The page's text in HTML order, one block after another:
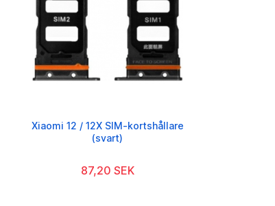
Xiaomi 12 / 12X SIM-kortshållare
(svart)
87,20 SEK